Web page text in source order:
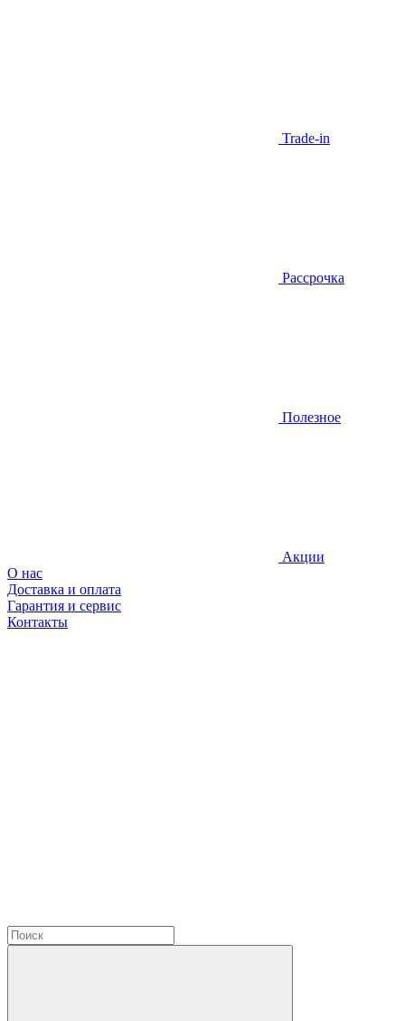
Trade-in
Рассрочка
Полезное
Акции
О нас
Доставка и оплата
Гарантия и сервис
Контакты